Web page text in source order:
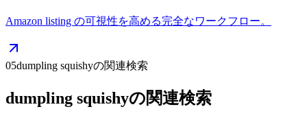
Amazon listing の可視性を高める完全なワークフロー。
05dumpling squishyの関連検索
dumpling squishyの関連検索